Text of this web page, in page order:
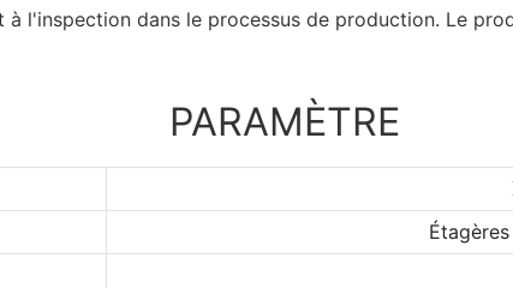
l'inspection dans le processus de production. Le
PARAMÈTRE